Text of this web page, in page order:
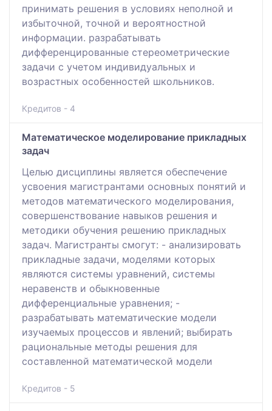
принимать решения в условиях неполной и
избыточной, точной и вероятностной
информации. разрабатывать
дифференцированные стереометрические
задачи с учетом индивидуальных и
возрастных особенностей школьников.
Кредитов - 4
Математическое моделирование прикладных
задач
Целью дисциплины является обеспечение
усвоения магистрантами основных понятий и
методов математического моделирования,
совершенствование навыков решения и
методики обучения решению прикладных
задач. Магистранты смогут: - анализировать
прикладные задачи, моделями которых
являются системы уравнений, системы
неравенств и обыкновенные
дифференциальные уравнения; -
разрабатывать математические модели
изучаемых процессов и явлений; выбирать
рациональные методы решения для
составленной математической модели
Кредитов - 5